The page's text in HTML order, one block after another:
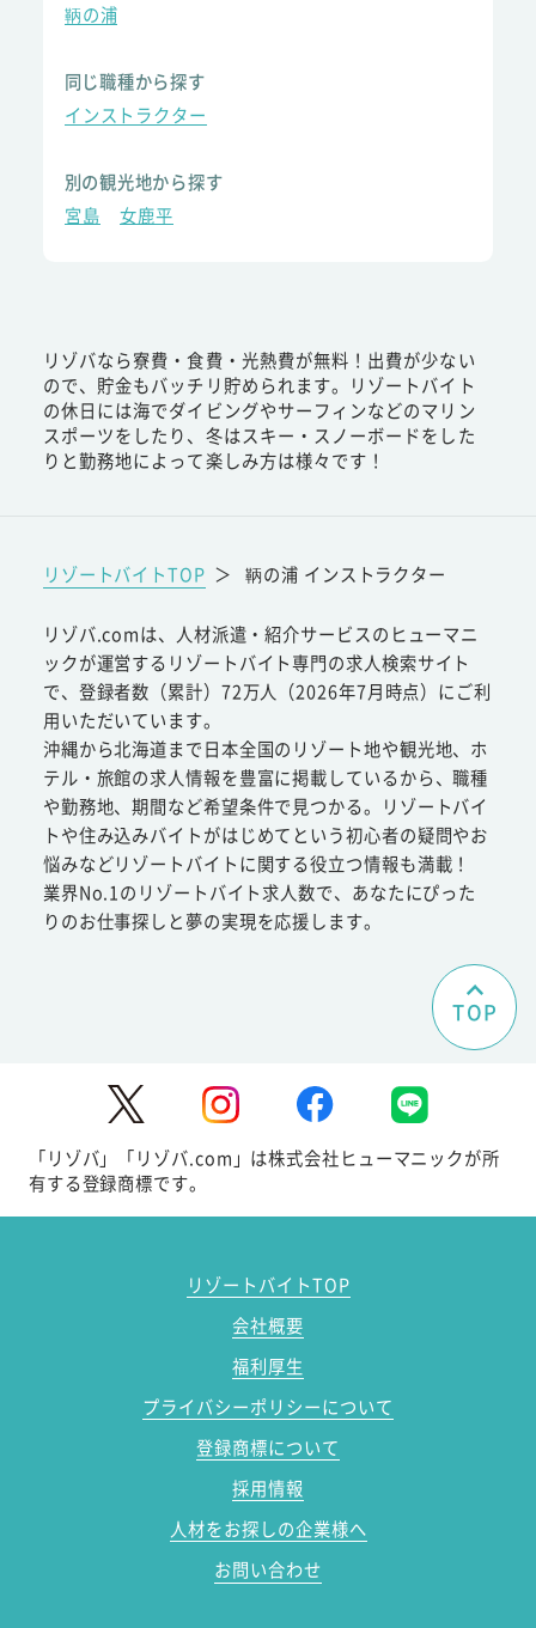
鞆の浦
同じ職種から探す
インストラクター
別の観光地から探す
宮島
女鹿平
リゾバなら寮費・食費・光熱費が無料！出費が少ない
ので、貯金もバッチリ貯められます。リゾートバイト
の休日には海でダイビングやサーフィンなどのマリン
スポーツをしたり、冬はスキー・スノーボードをした
りと勤務地によって楽しみ方は様々です！
リゾートバイトTOP ＞ 鞆の浦 インストラクター
リゾバ.comは、人材派遣・紹介サービスのヒューマニ
ックが運営するリゾートバイト専門の求人検索サイト
で、登録者数（累計）72万人（2026年7月時点）にご利
用いただいています。
沖縄から北海道まで日本全国のリゾート地や観光地、ホ
テル・旅館の求人情報を豊富に掲載しているから、職種
や勤務地、期間など希望条件で見つかる。リゾートバイ
トや住み込みバイトがはじめてという初心者の疑問やお
悩みなどリゾートバイトに関する役立つ情報も満載！
業界No.1のリゾートバイト求人数で、あなたにぴった
りのお仕事探しと夢の実現を応援します。
TOP
「リゾバ」「リゾバ.com」は株式会社ヒューマニックが所
有する登録商標です。
リゾートバイトTOP
会社概要
福利厚生
プライバシーポリシーについて
登録商標について
採用情報
人材をお探しの企業様へ
お問い合わせ